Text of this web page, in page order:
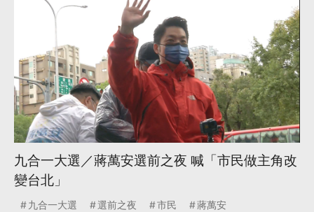
九合一大選／蔣萬安選前之夜 喊「市民做主角改
變台北」
九合一大選 選前之夜 市民 蔣萬安